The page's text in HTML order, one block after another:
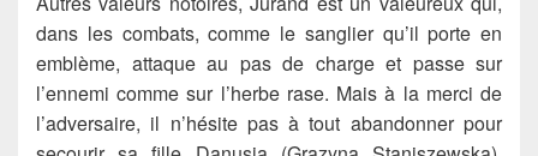
dans les combats, comme le sanglier qu’il porte en
emblème, attaque au pas de charge et passe sur
l’ennemi comme sur l’herbe rase. Mais à la merci de
l’adversaire, il n’hésite pas à tout abandonner pour